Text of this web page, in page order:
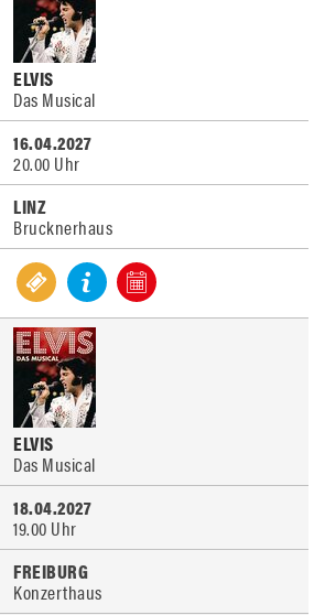
ELVIS
Das Musical
16.04.2027
20.00 Uhr
LINZ
Brucknerhaus
ELVIS
Das Musical
18.04.2027
19.00 Uhr
FREIBURG
Konzerthaus